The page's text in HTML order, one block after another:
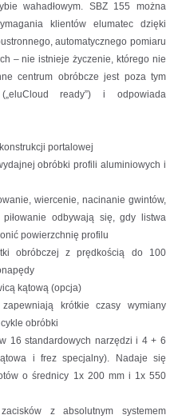
wahadłowym. SBZ 155 można
klientów elumatec dzięki
automatycznego pomiaru
– nie istnieje życzenie, którego nie
centrum obróbcze jest poza tym
ready”) i odpowiada
portalowej
obróbki profili aluminiowych i
wiercenie, nacinanie gwintów,
odbywają się, gdy listwa
powierzchnię profilu
obróbczej z prędkością do 100
kątową (opcja)
krótkie czasy wymiany
obróbki
16 standardowych narzędzi i 4 + 6
i frez specjalny). Nadaje się
o średnicy 1x 200 mm i 1x 550
z absolutnym systemem